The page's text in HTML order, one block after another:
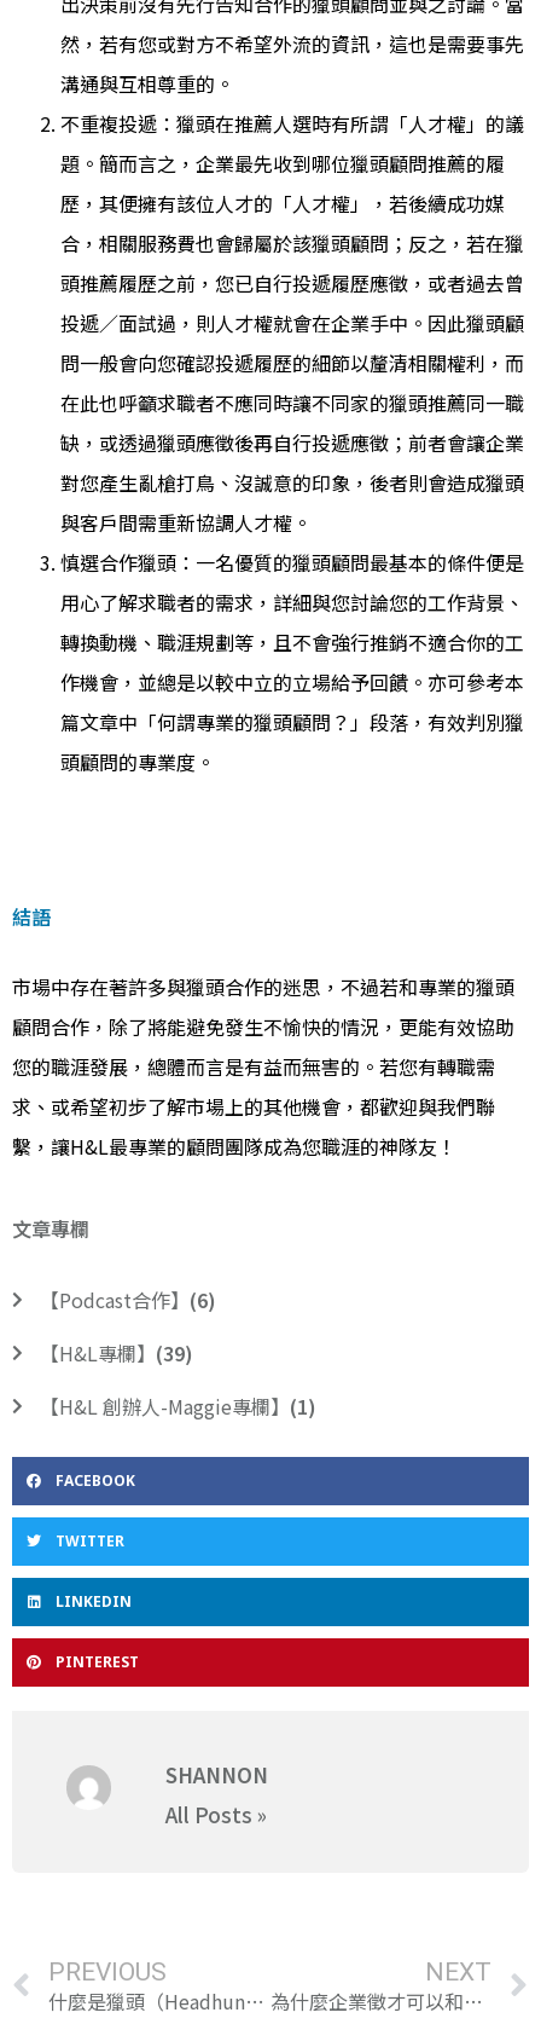
然，若有您或對方不希望外流的資訊，這也是需要事先
溝通與互相尊重的。
不重複投遞：獵頭在推薦人選時有所謂「人才權」的議
題。簡而言之，企業最先收到哪位獵頭顧問推薦的履
歷，其便擁有該位人才的「人才權」，若後續成功媒
合，相關服務費也會歸屬於該獵頭顧問；反之，若在獵
頭推薦履歷之前，您已自行投遞履歷應徵，或者過去曾
投遞／面試過，則人才權就會在企業手中。因此獵頭顧
問一般會向您確認投遞履歷的細節以釐清相關權利，而
在此也呼籲求職者不應同時讓不同家的獵頭推薦同一職
缺，或透過獵頭應徵後再自行投遞應徵；前者會讓企業
對您產生亂槍打鳥、沒誠意的印象，後者則會造成獵頭
與客戶間需重新協調人才權。
慎選合作獵頭：一名優質的獵頭顧問最基本的條件便是
用心了解求職者的需求，詳細與您討論您的工作背景、
轉換動機、職涯規劃等，且不會強行推銷不適合你的工
作機會，並總是以較中立的立場給予回饋。亦可參考本
篇文章中「何謂專業的獵頭顧問？」段落，有效判別獵
頭顧問的專業度。
結語
市場中存在著許多與獵頭合作的迷思，不過若和專業的獵頭
顧問合作，除了將能避免發生不愉快的情況，更能有效協助
您的職涯發展，總體而言是有益而無害的。若您有轉職需
求、或希望初步了解市場上的其他機會，都歡迎與我們聯
繫，讓H&L最專業的顧問團隊成為您職涯的神隊友！
文章專欄
【Podcast合作】 (6)
【H&L專欄】 (39)
【H&L 創辦人-Maggie專欄】 (1)
FACEBOOK
TWITTER
LINKEDIN
PINTEREST
SHANNON
All Posts »
PREVIOUS
什麼是獵頭（Headhunter）？揭秘獵頭工作內容、薪資、職涯發展！
NEXT
為什麼企業徵才可以和獵頭公司合作？